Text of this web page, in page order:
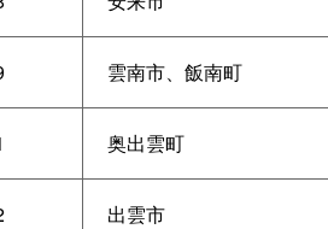
雲南市、飯南町
奥出雲町
出雲市